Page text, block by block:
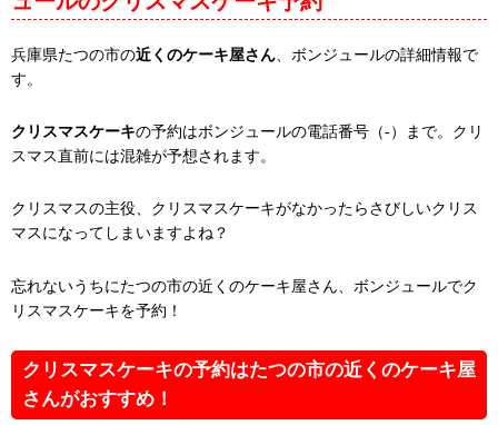
兵庫県たつの市の近くのケーキ屋さん 、ボンジュールの詳細情報で
す。
クリスマスケーキの予約はボンジュールの電話番号（-）まで。クリ
スマス直前には混雑が予想されます。
クリスマスの主役、クリスマスケーキがなかったらさびしいクリス
マスになってしまいますよね？
忘れないうちにたつの市の近くのケーキ屋さん、ボンジュールでク
リスマスケーキを予約！
クリスマスケーキの予約はたつの市の近くのケーキ屋
さんがおすすめ！